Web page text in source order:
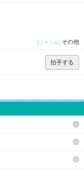
[ジャンル] その他
拍手する